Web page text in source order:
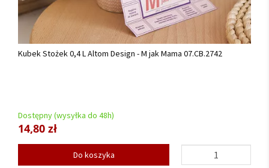
Kubek Stożek 0,4 L Altom Design - M jak Mama 07.CB.2742
Dostępny (wysyłka do 48h)
14,80 zł
Do koszyka